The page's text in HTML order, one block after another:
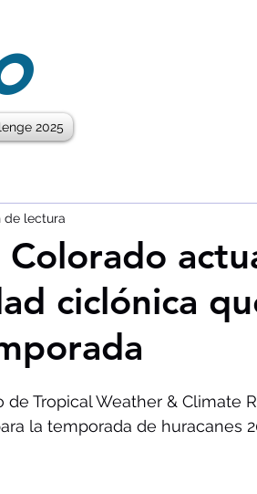
2025
ciclónica
de lectura
Tropical Weather & Climate
la temporada de huracanes